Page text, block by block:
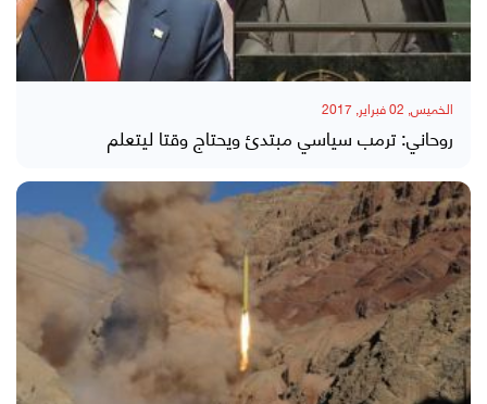
الخميس, 02 فبراير, 2017
روحاني: ترمب سياسي مبتدئ ويحتاج وقتا ليتعلم